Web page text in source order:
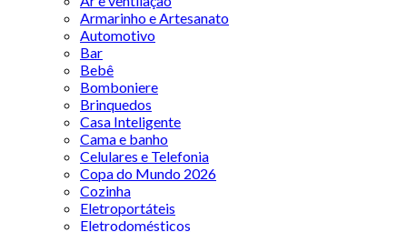
Armarinho e Artesanato
Automotivo
Bar
Bebê
Bomboniere
Brinquedos
Casa Inteligente
Cama e banho
Celulares e Telefonia
Copa do Mundo 2026
Cozinha
Eletroportáteis
Eletrodomésticos